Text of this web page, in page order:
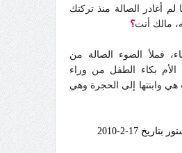
لم أغادر الصالة منذ تركتك
مالك أنت؟
فملأ الضوء الصالة من
بكاء الطفل من وراء
هي وابنتها إلى الحجرة وهي
17-2-2010